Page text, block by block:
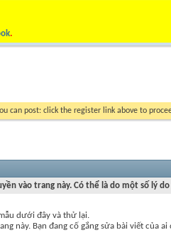
.
can post: click the register link above to
vào trang này. Có thể là do một số lý do
dưới đây và thử lại.
này. Bạn đang cố gắng sửa bài viết của